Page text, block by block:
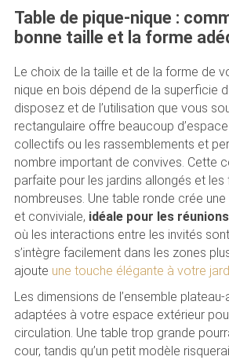
Table de pique-nique :
bonne taille et la forme
Le choix de la taille et de la forme de
nique en bois dépend de la superficie
disposez et de l’utilisation que vous
rectangulaire offre beaucoup
collectifs ou les rassemblements et
nombre important de convives. Cette
parfaite pour les jardins allongés et les
nombreuses. Une table ronde crée
et conviviale, idéale pour les
où les interactions entre les invités
s’intègre facilement dans les zones
ajoute une touche élégante à votre
Les dimensions de l’ensemble
adaptées à votre espace extérieur
circulation. Une table trop grande
cour, tandis qu’un petit modèle